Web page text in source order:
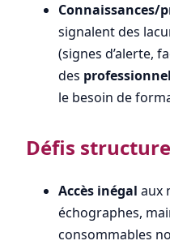
Connaissances/
signalent des
(signes d’alerte,
des
le besoin de
Défis
Accès inégal aux
échographes,
consommables